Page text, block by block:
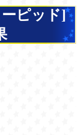
ーピッド]